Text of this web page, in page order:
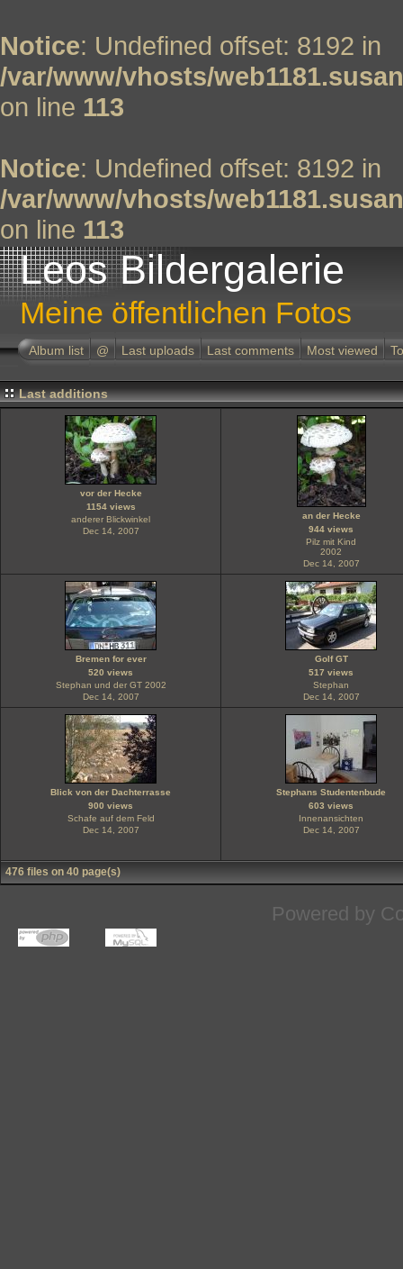
Notice: Undefined offset: 8192 in
/var/www/vhosts/
on line 113
Notice: Undefined offset: 8192 in
/var/www/vhosts/
on line 113
Leos Bildergalerie
Meine öffentlichen Fotos
Album list @ Last uploads Last comments Most viewed
Last additions
vor der Hecke
1154 views
anderer Blickwinkel
Dec 14, 2007
an der Hecke
944 views
Pilz mit Kind
2002
Dec 14, 2007
Bremen for ever
520 views
Stephan und der GT 2002
Dec 14, 2007
Golf GT
517 views
Stephan
Dec 14, 2007
Blick von der Dachterrasse
900 views
Schafe auf dem Feld
Dec 14, 2007
Stephans Studentenbude
603 views
Innenansichten
Dec 14, 2007
476 files on 40 page(s)
Powered by